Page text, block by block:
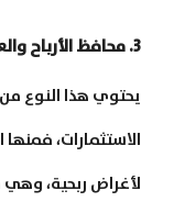
3. محافظ الأرباح والعوائد (المختلطة)
يحتوي هذا النوع
الاستثمارات،
لأغراض ربحية،